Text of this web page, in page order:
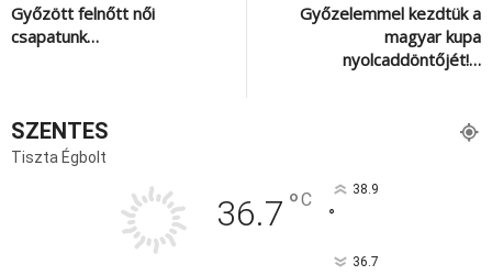
Győzött felnőtt női
csapatunk…
Győzelemmel kezdtük a
magyar kupa
nyolcaddöntőjét!…
SZENTES
Tiszta Égbolt
36.7 °C 38.9
°
36.7